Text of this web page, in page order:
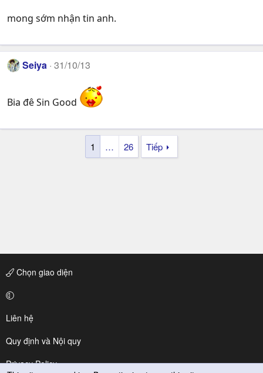
mong sớm nhận tin anh.
Seiya 31/10/13
Bia đê Sin Good
1 … 26 Tiếp
Chọn giao diện
Liên hệ
Quy định và Nội quy
Privacy Policy